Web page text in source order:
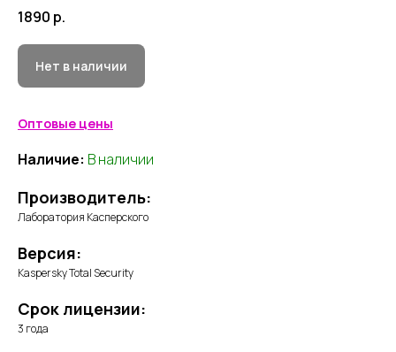
1890 р.
Нет в наличии
Оптовые цены
Наличие: В наличии
Производитель:
Лаборатория Касперского
Версия:
Kaspersky Total Security
Срок лицензии:
3 года